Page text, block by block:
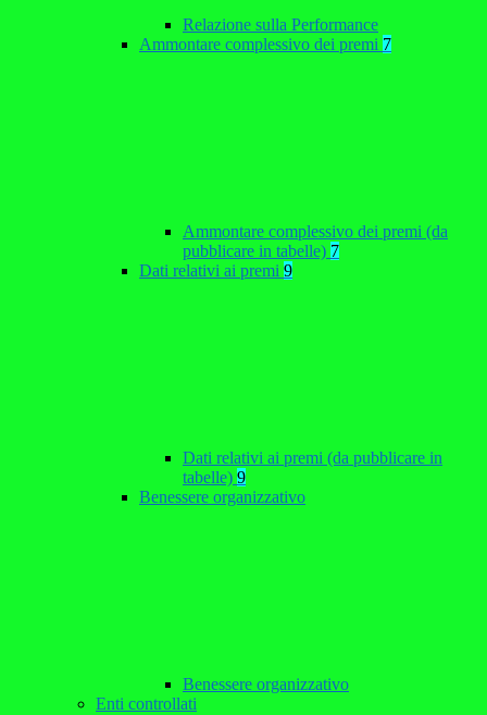
Relazione sulla Performance
Ammontare complessivo dei premi 7
Ammontare complessivo dei premi (da
pubblicare in tabelle) 7
Dati relativi ai premi 9
Dati relativi ai premi (da pubblicare in
tabelle) 9
Benessere organizzativo
Benessere organizzativo
Enti controllati